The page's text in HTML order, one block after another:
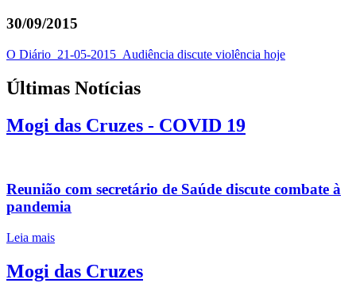
30/09/2015
O Diário_21-05-2015_Audiência discute violência hoje
Últimas Notícias
Mogi das Cruzes - COVID 19
Reunião com secretário de Saúde discute combate à
pandemia
Leia mais
Mogi das Cruzes